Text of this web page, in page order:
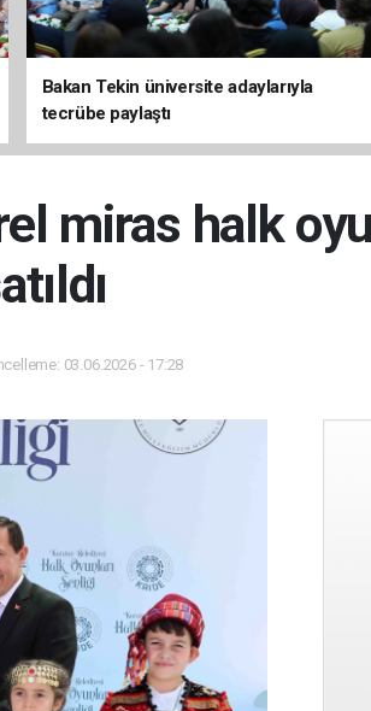
Bakan Tekin üniversite adaylarıyla
tecrübe paylaştı
miras halk
03.06.2026 - 17:28